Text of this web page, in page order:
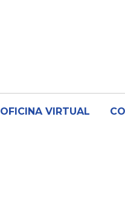
OFICINA VIRTUAL